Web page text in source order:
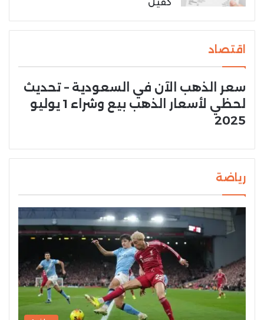
اقتصاد
سعر الذهب الآن في السعودية – تحديث
لحظي لأسعار الذهب بيع وشراء 1 يوليو
2025
رياضة